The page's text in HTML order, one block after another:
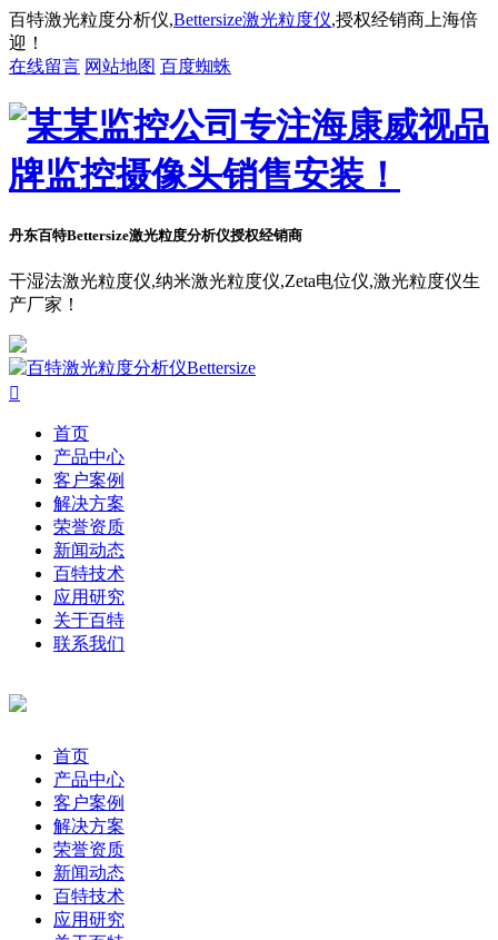
百特激光粒度分析仪,Bettersize激光粒度仪,授权经销商上海倍
迎！
在线留言 网站地图 百度蜘蛛
丹东百特Bettersize激光粒度分析仪授权经销商
干湿法激光粒度仪,纳米激光粒度仪,Zeta电位仪,激光粒度仪生
产厂家！

首页
产品中心
客户案例
解决方案
荣誉资质
新闻动态
百特技术
应用研究
关于百特
联系我们
首页
产品中心
客户案例
解决方案
荣誉资质
新闻动态
百特技术
应用研究